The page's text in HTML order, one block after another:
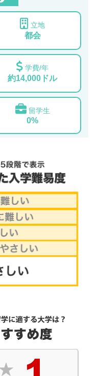
立地
都会
学費/年
約14,000ドル
留学生
0%